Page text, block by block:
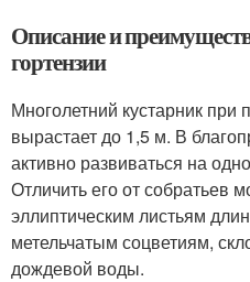
Описание и
гортензии
Многолетний кустарник при
вырастает до 1,5 м. В
активно развиваться на
Отличить его от собратьев
эллиптическим листьям
метельчатым соцветиям,
дождевой воды.